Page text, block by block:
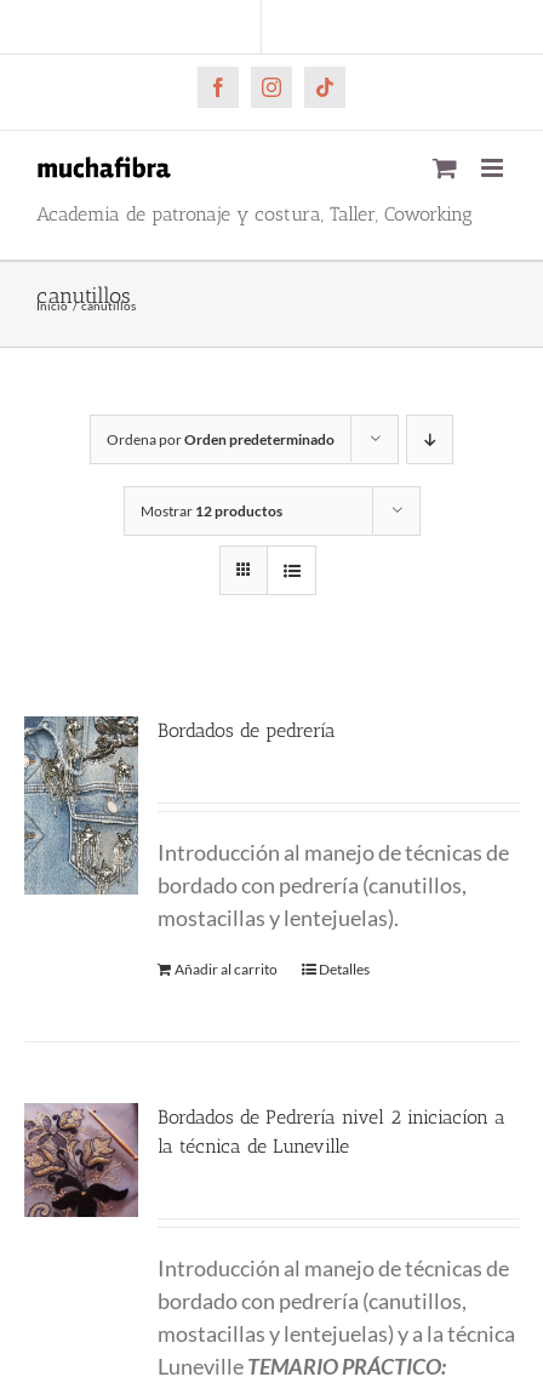
al
FacebookInstagramTiktok
Academia de patronaje y costura, Taller, Coworking
canutillos
Inicio canutillos
Ordena porOrden predeterminado
Mostrar 12 productos
Bordados de pedrería
Introducción al manejo de técnicas de
bordado con pedrería (canutillos,
mostacillas y lentejuelas).
Añadir al carrito Detalles
Bordados de Pedrería nivel 2 iniciacíon a
la técnica de Luneville
Introducción al manejo de técnicas de
bordado con pedrería (canutillos,
mostacillas y lentejuelas) y a la técnica
LunevilleTEMARIO PRÁCTICO: